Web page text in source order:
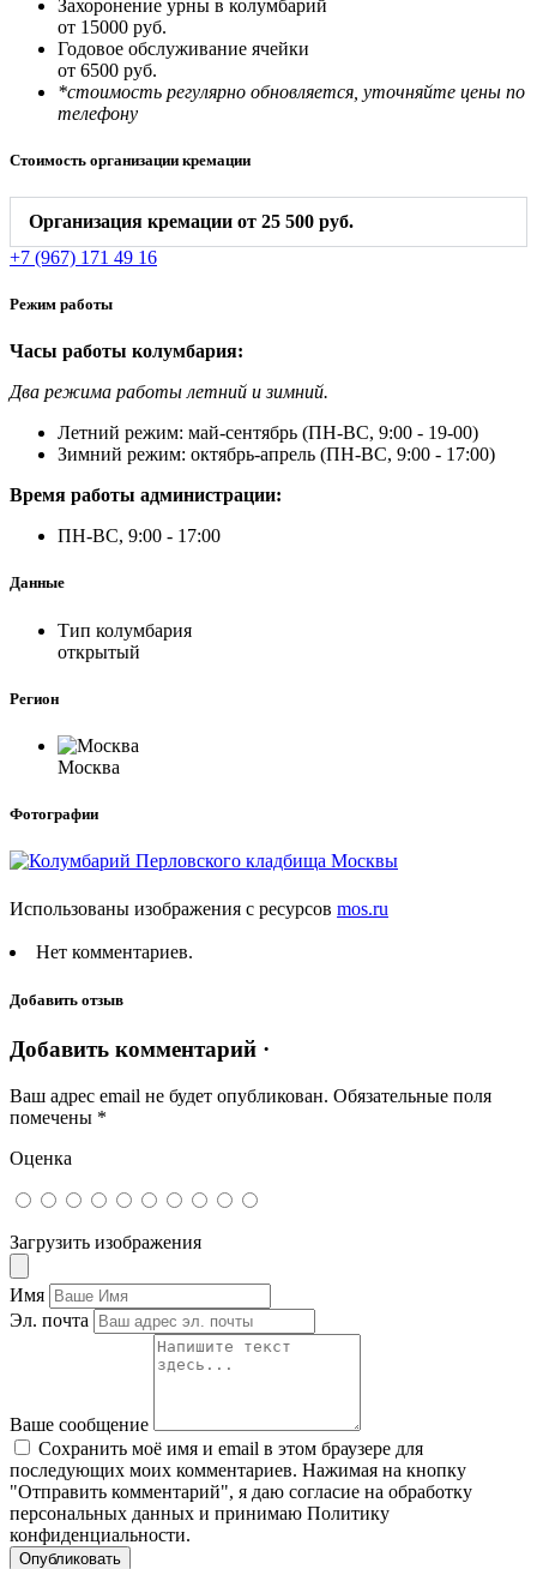
Захоронение урны в колумбарий
от 15000 руб.
Годовое обслуживание ячейки
от 6500 руб.
*стоимость регулярно обновляется, уточняйте цены по
телефону
Стоимость организации кремации
Организация кремации от 25 500 руб.
+7 (967) 171 49 16
Режим работы
Часы работы колумбария:
Два режима работы летний и зимний.
Летний режим: май-сентябрь (ПН-ВС, 9:00 - 19-00)
Зимний режим: октябрь-апрель (ПН-ВС, 9:00 - 17:00)
Время работы администрации:
ПН-ВС, 9:00 - 17:00
Данные
Тип колумбария
открытый
Регион
Москва
Фотографии
Использованы изображения с ресурсов mos.ru
Нет комментариев.
Добавить отзыв
Добавить комментарий ·
Ваш адрес email не будет опубликован. Обязательные поля
помечены *
Оценка
Загрузить изображения
Имя
Эл. почта
Ваше сообщение
Сохранить моё имя и email в этом браузере для
последующих моих комментариев. Нажимая на кнопку
"Отправить комментарий", я даю согласие на обработку
персональных данных и принимаю Политику
конфиденциальности.
Опубликовать